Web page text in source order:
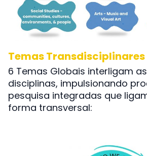
Temas Transdisciplinares
6 Temas Globais interligam
disciplinas, impulsionando
pesquisa integradas que
forma transversal: